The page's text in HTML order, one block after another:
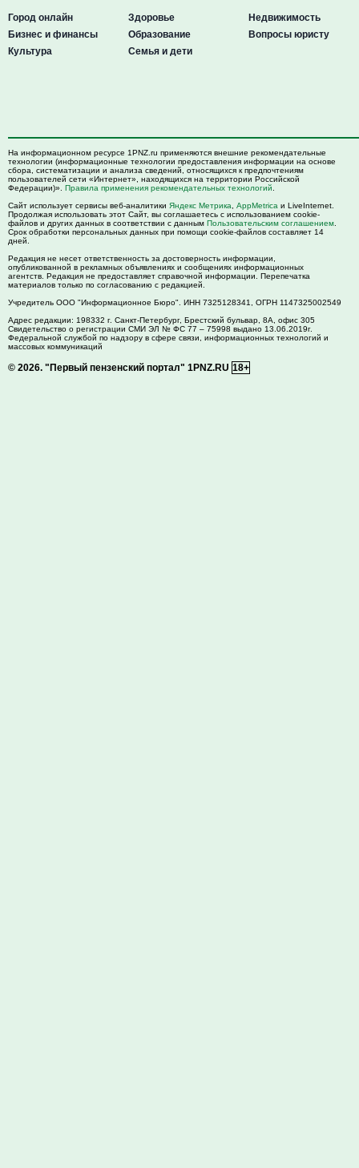
Город онлайн
Бизнес и финансы
Культура
Здоровье
Образование
Семья и дети
Недвижимость
Вопросы юристу
На информационном ресурсе 1PNZ.ru применяются внешние рекомендательные
технологии (информационные технологии предоставления информации на основе
сбора, систематизации и анализа сведений, относящихся к предпочтениям
пользователей сети «Интернет», находящихся на территории Российской
Федерации)». Правила применения рекомендательных технологий
Сайт использует сервисы веб-аналитики Яндекс Метрика AppMetrica и LiveInternet.
Продолжая использовать этот Сайт, вы соглашаетесь с использованием cookie-
файлов и других данных в соответствии с данным Пользовательским соглашением
Срок обработки персональных данных при помощи cookie-файлов составляет 14
дней.
Редакция не несет ответственность за достоверность информации,
опубликованной в рекламных объявлениях и сообщениях информационных
агентств. Редакция не предоставляет справочной информации. Перепечатка
материалов только по согласованию с редакцией.
Учредитель ООО "Информационное Бюро". ИНН 7325128341, ОГРН 1147325002549
Адрес редакции: 198332 г. Санкт-Петербург, Брестский бульвар, 8А, офис 305
Свидетельство о регистрации СМИ ЭЛ № ФС 77 – 75998 выдано 13.06.2019г.
Федеральной службой по надзору в сфере связи, информационных технологий и
массовых коммуникаций
© 2026. "Первый пензенский портал" 1PNZ.RU 18+